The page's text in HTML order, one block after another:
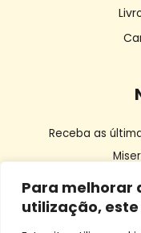
Para melhorar
utilização,
Receba as